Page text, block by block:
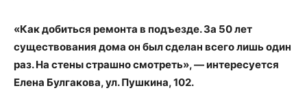
«Как добиться ремонта в подъезде. За 50 лет
существования дома он был сделан всего лишь один
раз. На стены страшно смотреть», — интересуется
Елена Булгакова, ул. Пушкина, 102.